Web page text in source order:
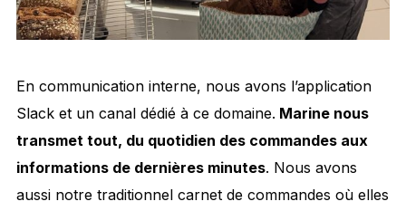
En communication interne, nous avons l’application
Slack et un canal dédié à ce domaine. Marine nous
transmet tout, du quotidien des commandes aux
informations de dernières minutes. Nous avons
aussi notre traditionnel carnet de commandes où elles